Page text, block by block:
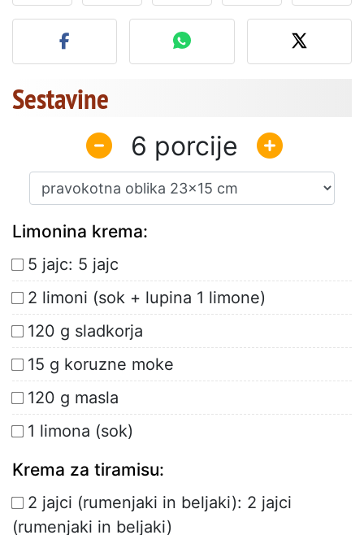
Objavite svojo fotografijo
Sestavine
6
Limonina krema:
5 jajc: 5 jajc
2 limoni (sok + lupina 1 limone)
120 g sladkorja
15 g koruzne moke
120 g masla
1 limona (sok)
Krema za tiramisu:
2 jajci (rumenjaki in beljaki): 2 jajci
(rumenjaki in beljaki)